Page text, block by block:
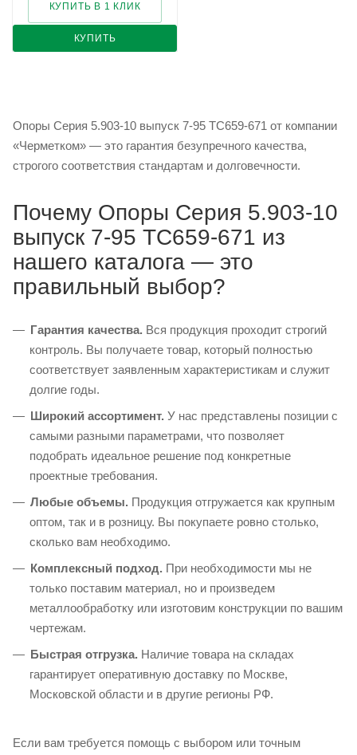
КУПИТЬ
КУПИТЬ В 1 КЛИК
Опоры Серия 5.903-10 выпуск 7-95 ТС659-671 от компании
«Черметком» — это гарантия безупречного качества,
строгого соответствия стандартам и долговечности.
Почему Опоры Серия 5.903-10
выпуск 7-95 ТС659-671 из
нашего каталога — это
правильный выбор?
Гарантия качества. Вся продукция проходит строгий
контроль. Вы получаете товар, который полностью
соответствует заявленным характеристикам и служит
долгие годы.
Широкий ассортимент. У нас представлены позиции с
самыми разными параметрами, что позволяет
подобрать идеальное решение под конкретные
проектные требования.
Любые объемы. Продукция отгружается как крупным
оптом, так и в розницу. Вы покупаете ровно столько,
сколько вам необходимо.
Комплексный подход. При необходимости мы не
только поставим материал, но и произведем
металлообработку или изготовим конструкции по вашим
чертежам.
Быстрая отгрузка. Наличие товара на складах
гарантирует оперативную доставку по Москве,
Московской области и в другие регионы РФ.
Если вам требуется помощь с выбором или точным